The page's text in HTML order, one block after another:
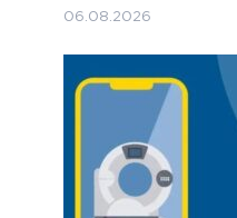
06.08.2026